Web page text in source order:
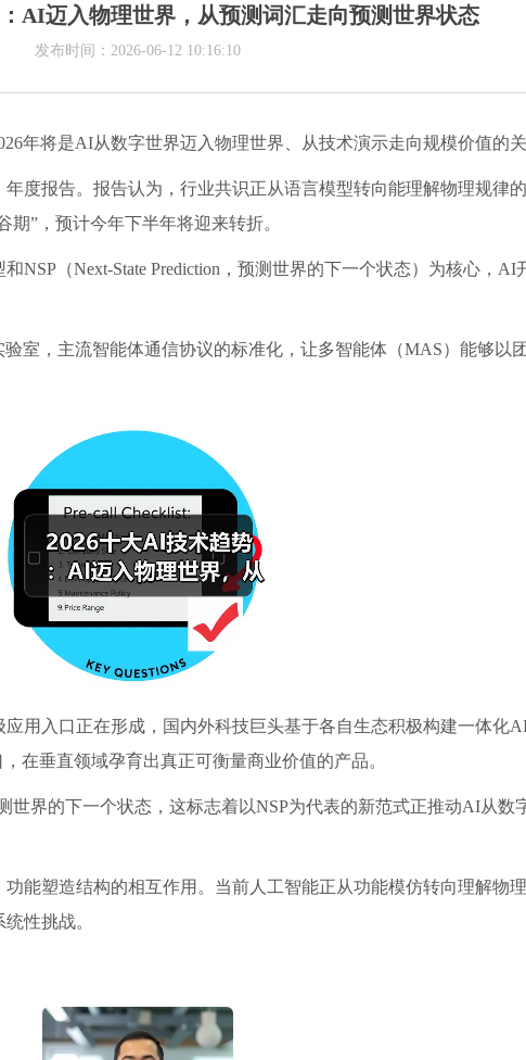
AI迈入物理世界，从预测词汇走向预测世界状态
发布时间：2026-06-12 10:16:10
年将是AI从数字世界迈入物理世界、从技术演示走向规模价值的关
度报告。报告认为，行业共识正从语言模型转向能理解物理规律
”，预计今年下半年将迎来转折。
（Next-State Prediction，预测世界的下一个状态）为核心，
室，主流智能体通信协议的标准化，让多智能体（MAS）能够以
用入口正在形成，国内外科技巨头基于各自生态积极构建一体化
在垂直领域孕育出真正可衡量商业价值的产品。
界的下一个状态，这标志着以NSP为代表的新范式正推动AI从数
能塑造结构的相互作用。当前人工智能正从功能模仿转向理解物
性挑战。